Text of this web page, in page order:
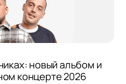
новый альбом и
концерте 2026